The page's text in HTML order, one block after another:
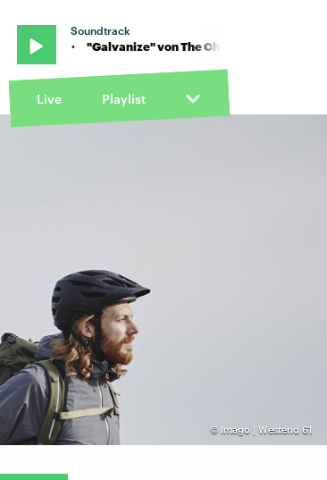
Soundtrack
"Galvanize" von The Chemical Brothers ·
Live Playlist
© Imago | Westend 61